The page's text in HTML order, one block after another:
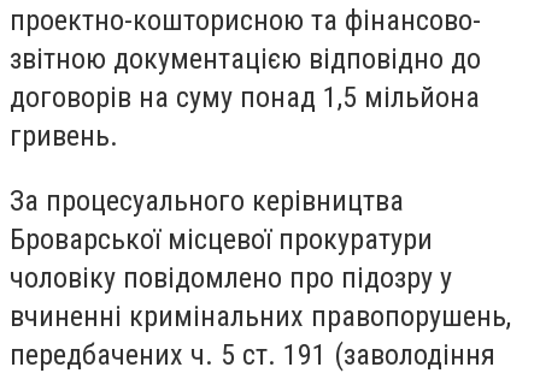
проектно-кошторисною та фінансово-
звітною документацією відповідно до
договорів на суму понад 1,5 мільйона
гривень.
За процесуального керівництва
Броварської місцевої прокуратури
чоловіку повідомлено про підозру у
вчиненні кримінальних правопорушень,
передбачених ч. 5 ст. 191 (заволодіння